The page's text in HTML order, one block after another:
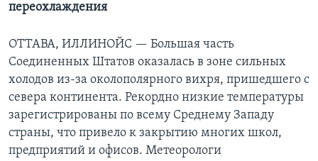
переохлаждения
ОТТАВА, ИЛЛИНОЙС — Большая часть
Соединенных Штатов оказалась в зоне сильных
холодов из-за околополярного вихря, пришедшего с
севера континента. Рекордно низкие температуры
зарегистрированы по всему Среднему Западу
страны, что привело к закрытию многих школ,
предприятий и офисов. Метеорологи